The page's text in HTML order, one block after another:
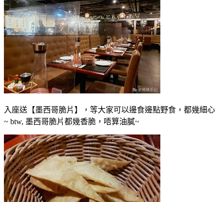
入座送【墨西哥脆片】，等大家可以邊食邊點野食，都幾細心
~ btw, 墨西哥脆片都幾香脆，唔算油膩~